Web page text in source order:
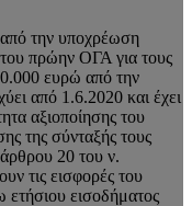
την υποχρέωση
πρώην ΟΓΑ για τους
ευρώ από την
από 1.6.2020 και έχει
αξιοποίησης του
της σύνταξής τους
20 του ν.
τις εισφορές του
εισοδήματος